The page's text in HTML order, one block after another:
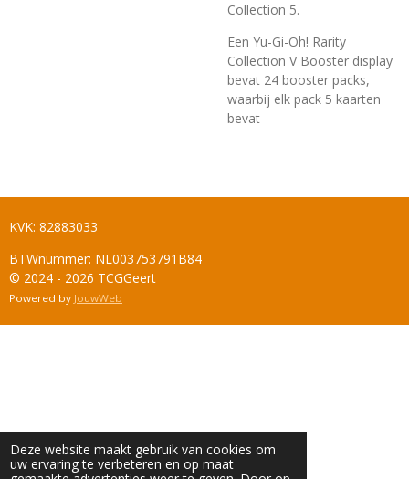
Deze website maakt gebruik van cookies om
uw ervaring te verbeteren en op maat
Collection 5.
Een Yu-Gi-Oh! Rarity
Collection V Booster display
bevat 24 booster packs,
waarbij elk pack 5 kaarten
bevat
KVK: 82883033
BTWnummer: NL003753791B84
© 2024 - 2026 TCGGeert
Powered by JouwWeb